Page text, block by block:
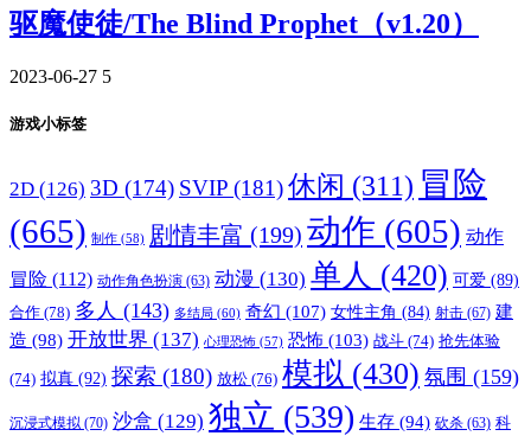
驱魔使徒/The Blind Prophet（v1.20）
2023-06-27 5
游戏小标签
2D (126) 3D (174) SVIP (181)休闲 (311) 冒险
(665) 制作 (58) 剧情丰富 (199) 动作 (605) 动作
冒险 (112) 动作角色扮演 (63) 动漫 (130) 单人 (420) 可爱 (89)
合作 (78) 多人 (143) 多结局 (60) 奇幻 (107) 女性主角 (84) 射击 (67) 建
造 (98) 开放世界 (137) 心理恐怖 (57) 恐怖 (103) 战斗 (74) 抢先体验
(74) 拟真 (92) 探索 (180) 放松 (76) 模拟 (430) 氛围 (159)
沉浸式模拟 (70) 沙盒 (129) 独立 (539) 生存 (94) 砍杀 (63) 科